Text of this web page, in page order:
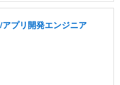
プリ開発エンジニア